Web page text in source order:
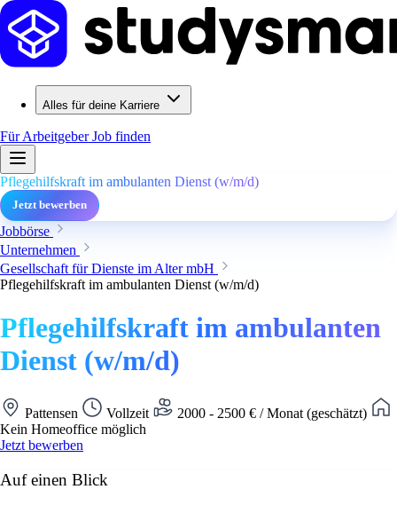
Alles für deine Karriere
Für ArbeitgeberJob finden
Pflegehilfskraft im ambulanten Dienst (w/m/d)
Jetzt bewerben
Jobbörse
Unternehmen
Gesellschaft für Dienste im Alter mbH
Pflegehilfskraft im ambulanten Dienst (w/m/d)
Pflegehilfskraft im ambulanten
Dienst (w/m/d)
Pattensen Vollzeit
2000 - 2500 € / Monat (geschätzt)
Kein Homeoffice möglich
Jetzt bewerben
Auf einen Blick